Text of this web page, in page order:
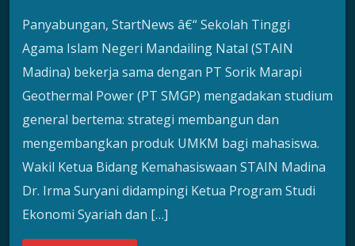
Panyabungan, StartNews â€“ Sekolah Tinggi
Agama Islam Negeri Mandailing Natal (STAIN
Madina) bekerja sama dengan PT Sorik Marapi
Geothermal Power (PT SMGP) mengadakan studium
general bertema: strategi membangun dan
mengembangkan produk UMKM bagi mahasiswa.
Wakil Ketua Bidang Kemahasiswaan STAIN Madina
Dr. Irma Suryani didampingi Ketua Program Studi
Ekonomi Syariah dan […]